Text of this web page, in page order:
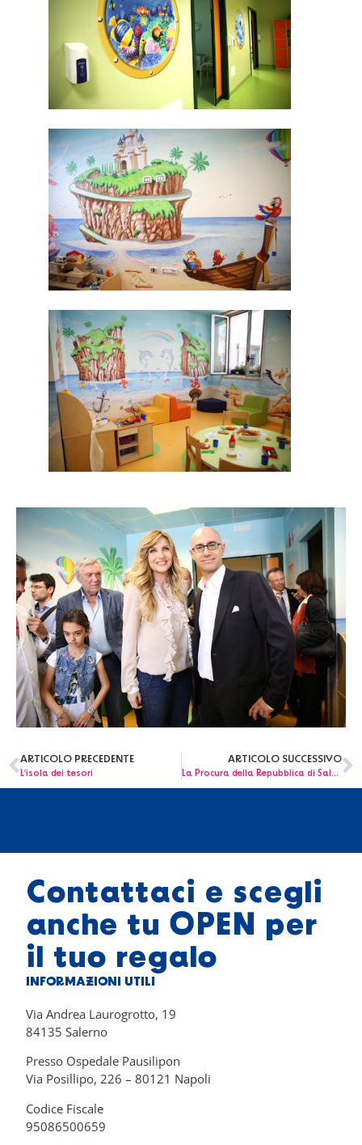
ARTICOLO PRECEDENTE
L’isola dei tesori
ARTICOLO SUCCESSIVO
La Procura della Repubblica di Salerno dona un DOBLÒ alla OPEN
Contattaci e scegli
anche tu OPEN per
il tuo regalo
INFORMAZIONI UTILI
Via Andrea Laurogrotto, 19
84135 Salerno
Presso Ospedale Pausilipon
Via Posillipo, 226 – 80121 Napoli
Codice Fiscale
95086500659